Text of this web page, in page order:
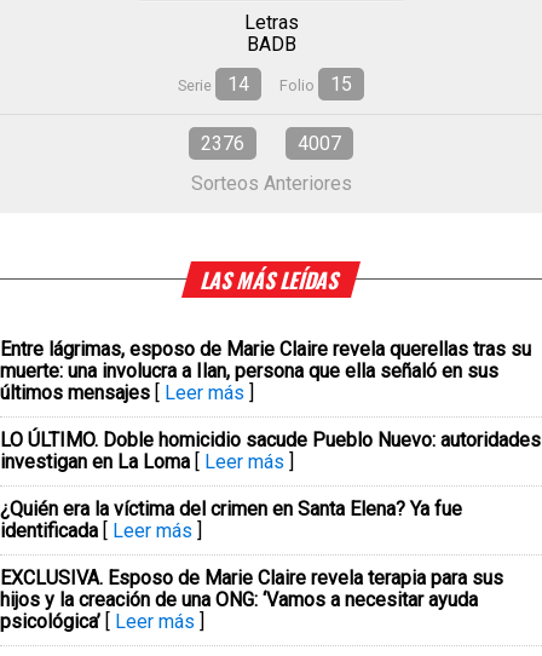
Letras
BADB
Serie 14 Folio 15
2376
4007
Sorteos Anteriores
LAS MÁS LEÍDAS
Entre lágrimas, esposo de Marie Claire revela querellas tras su
muerte: una involucra a Ilan, persona que ella señaló en sus
últimos mensajes [ Leer más ]
LO ÚLTIMO. Doble homicidio sacude Pueblo Nuevo: autoridades
investigan en La Loma [ Leer más ]
¿Quién era la víctima del crimen en Santa Elena? Ya fue
identificada [ Leer más ]
EXCLUSIVA. Esposo de Marie Claire revela terapia para sus
hijos y la creación de una ONG: ‘Vamos a necesitar ayuda
psicológica’ [ Leer más ]